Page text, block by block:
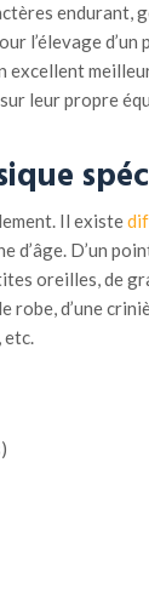
endurant,
l’élevage
excellent
leur propre
Il existe
d’âge. D’un
oreilles, de
robe, d’une
etc.